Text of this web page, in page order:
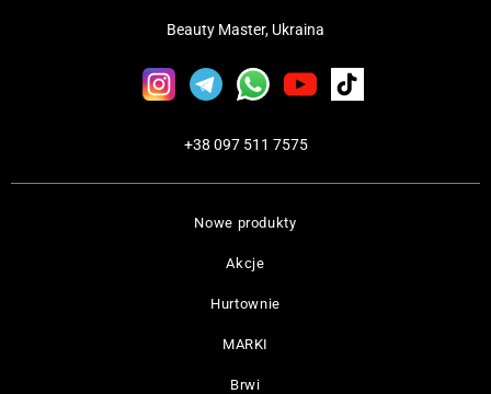
Nowe produkty
Akcje
Hurtownie
MARKI
Brwi
Beauty Master, Ukraina
+38 097 511 7575